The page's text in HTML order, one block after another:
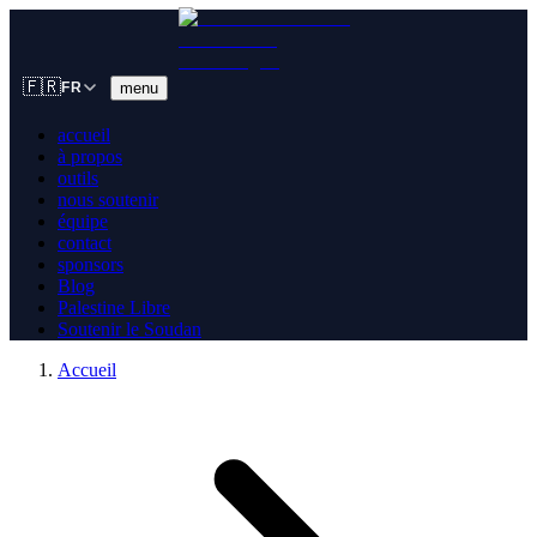
🇫🇷FR menu
accueil
à propos
outils
nous soutenir
équipe
contact
sponsors
Blog
Palestine Libre
Soutenir le Soudan
Accueil